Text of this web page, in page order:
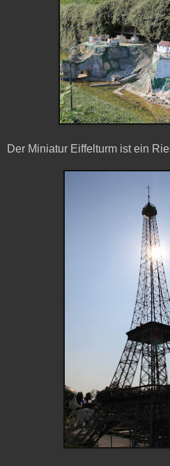
Der Miniatur Eiffelturm ist ein